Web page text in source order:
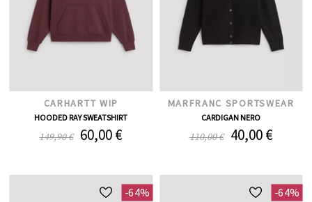
CARHARTT WIP
HOODED RAY SWEATSHIRT
149,90 € 60,00 €
MARFRANC SPORTSWEAR
CARDIGAN NERO
110,00 € 40,00 €
-64% -64%